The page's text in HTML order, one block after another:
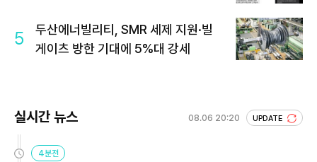
5
두산에너빌리티, SMR 세제 지원·빌
게이츠 방한 기대에 5%대 강세
실시간 뉴스 08.06 20:20 UPDATE
4분전